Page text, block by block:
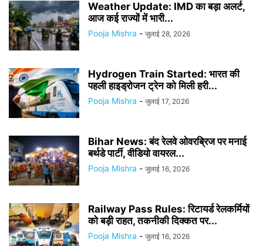
Weather Update: IMD का बड़ा अलर्ट,
आज कई राज्यों में भारी...
Pooja Mishra - जुलाई 28, 2026
Hydrogen Train Started: भारत की
पहली हाइड्रोजन ट्रेन को मिली हरी...
Pooja Mishra - जुलाई 17, 2026
Bihar News: बंद रेलवे ओवरब्रिज पर मनाई
बर्थडे पार्टी, वीडियो वायरल...
Pooja Mishra - जुलाई 16, 2026
Railway Pass Rules: रिटायर्ड रेलकर्मियों
को बड़ी राहत, तकनीकी दिक्कत पर...
Pooja Mishra - जुलाई 16, 2026